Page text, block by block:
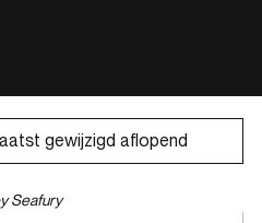
gewijzigd aflopend